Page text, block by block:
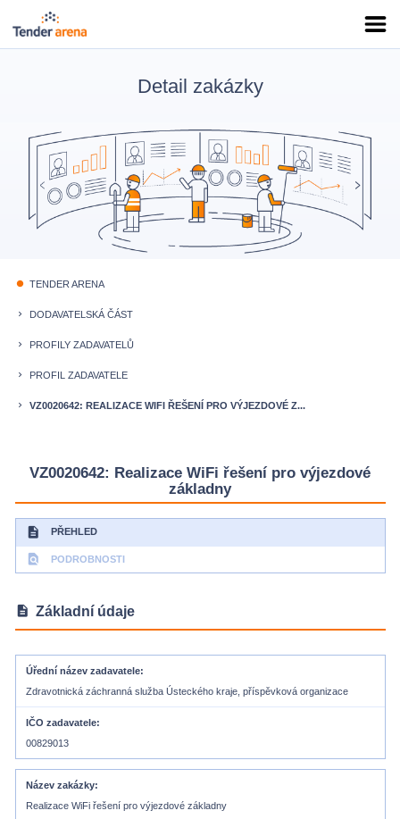
Detail zakázky
fiber_manual_record TENDER ARENA
keyboard_arrow_right DODAVATELSKÁ ČÁST
keyboard_arrow_right PROFILY ZADAVATELŮ
keyboard_arrow_right PROFIL ZADAVATELE
keyboard_arrow_right VZ0020642: REALIZACE WIFI ŘEŠENÍ PRO VÝJEZDOVÉ Z...
VZ0020642: Realizace WiFi řešení pro výjezdové
základny
description PŘEHLED
find_in_page PODROBNOSTI
description Základní údaje
Úřední název zadavatele
Zdravotnická záchranná služba Ústeckého kraje, příspěvková organizace
IČO zadavatele
00829013
Název zakázky
Realizace WiFi řešení pro výjezdové základny